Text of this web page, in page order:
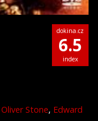
dokina.cz
6.5
index
Oliver Stone, Edward